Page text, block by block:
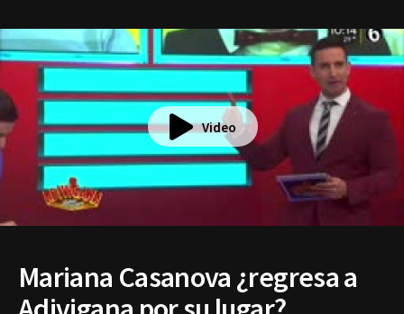
Video
Mariana Casanova ¿regresa a